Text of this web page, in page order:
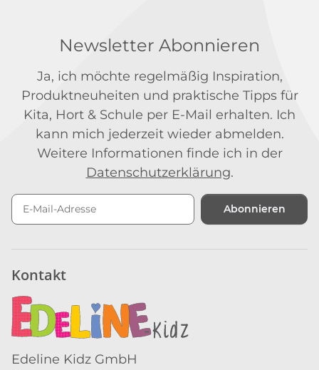
Newsletter Abonnieren
Ja, ich möchte regelmäßig Inspiration,
Produktneuheiten und praktische Tipps für
Kita, Hort & Schule per E-Mail erhalten. Ich
kann mich jederzeit wieder abmelden.
Weitere Informationen finde ich in der
Datenschutzerklärung.
Abonnieren
Kontakt
Edeline Kidz GmbH